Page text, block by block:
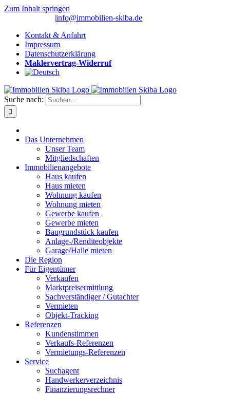
Zum Inhalt springen
|info@immobilien-skiba.de
Kontakt & Anfahrt
Impressum
Datenschutzerklärung
Maklervertrag-Widerruf
Suche nach:
Das Unternehmen
Unser Team
Mitgliedschaften
Immobilienangebote
Haus kaufen
Haus mieten
Wohnung kaufen
Wohnung mieten
Gewerbe kaufen
Gewerbe mieten
Baugrundstück kaufen
Anlage-/Renditeobjekte
Garage/Halle mieten
Die Region
Für Eigentümer
Verkaufen
Marktpreisermittlung
Sachverständiger / Gutachter
Vermieten
Objekt-Tracking
Referenzen
Kundenstimmen
Verkaufs-Referenzen
Vermietungs-Referenzen
Service
Suchagent
Handwerkerverzeichnis
Finanzierungsrechner